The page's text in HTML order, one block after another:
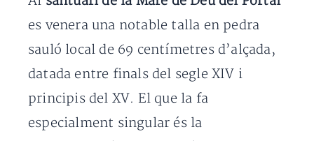
es venera una notable talla en pedra
sauló local de 69 centímetres d’alçada,
datada entre finals del segle XIV i
principis del XV. El que la fa
especialment singular és la